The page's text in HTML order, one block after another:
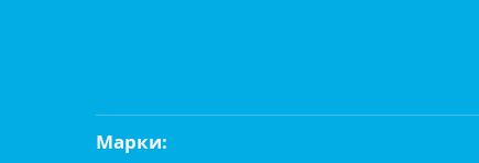
Марки: